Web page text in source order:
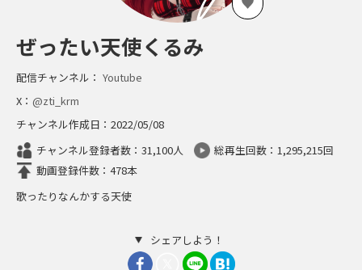
ぜったい天使くるみ
配信チャンネル： Youtube
X： @zti_krm
チャンネル作成日：2022/05/08
チャンネル登録者数：31,100人
総再生回数：1,295,215回
動画登録件数：478本
歌ったりなんかする天使
シェアしよう！